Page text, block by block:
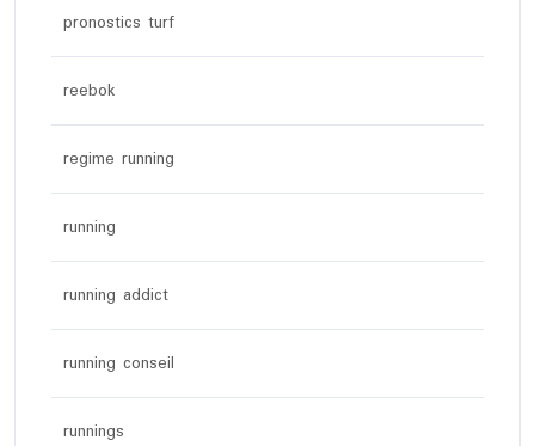
pronostics turf
reebok
regime running
running
running addict
running conseil
runnings